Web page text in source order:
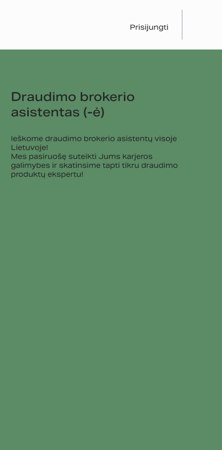
Prisijungti
Draudimo brokerio
asistentas (-ė)
Ieškome draudimo brokerio asistentų visoje
Lietuvoje!
Mes pasiruošę suteikti Jums karjeros
galimybes ir skatinsime tapti tikru draudimo
produktų ekspertu!